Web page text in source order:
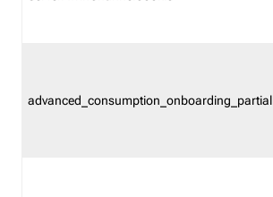
advanced_consumption_onboarding_partial